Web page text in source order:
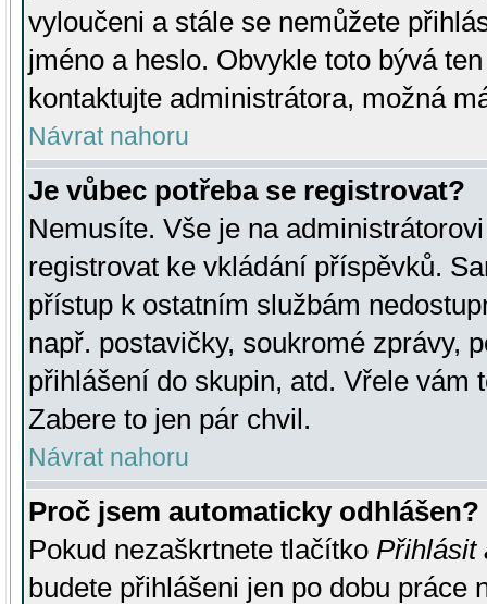
vyloučeni a stále se nemůžete
jméno a heslo. Obvykle toto bývá
kontaktujte administrátora, možná
Návrat nahoru
Je vůbec potřeba se registrovat?
Nemusíte. Vše je na
registrovat ke vkládání příspěvků.
přístup k ostatním službám
např. postavičky, soukromé zprávy,
přihlášení do skupin, atd. Vřele vám
Zabere to jen pár chvil.
Návrat nahoru
Proč jsem automaticky odhlášen?
Pokud nezaškrtnete tlačítko Přihlásit
budete přihlášeni jen po dobu práce